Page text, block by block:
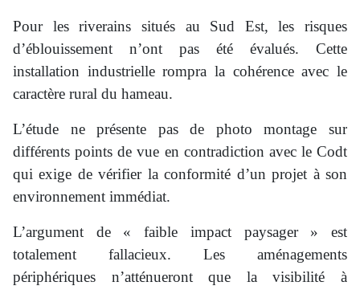
Pour les riverains situés au Sud Est, les risques
d’éblouissement n’ont pas été évalués. Cette
installation industrielle rompra la cohérence avec le
caractère rural du hameau.
L’étude ne présente pas de photo montage sur
différents points de vue en contradiction avec le Codt
qui exige de vérifier la conformité d’un projet à son
environnement immédiat.
L’argument de « faible impact paysager » est
totalement fallacieux. Les aménagements
périphériques n’atténueront que la visibilité à